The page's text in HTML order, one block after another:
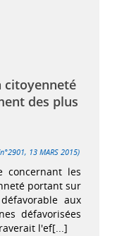
citoyenneté
des plus
13 MARS 2015)
concernant les
portant sur
aux
défavorisées
l'ef[...]